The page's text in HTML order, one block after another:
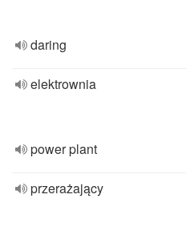
daring
elektrownia
power plant
przerażający